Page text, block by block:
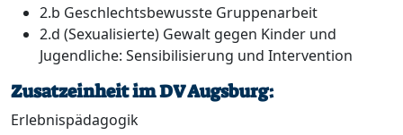
2.b Geschlechtsbewusste Gruppenarbeit
2.d (Sexualisierte) Gewalt gegen Kinder und
Jugendliche: Sensibilisierung und Intervention
Zusatzeinheit im DV Augsburg:
Erlebnispädagogik